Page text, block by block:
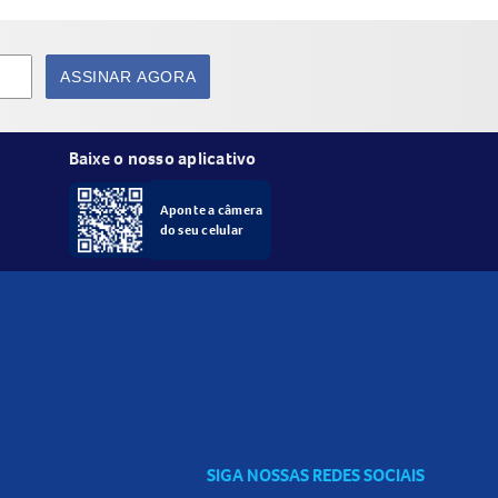
médica ou nutricional.
ASSINAR AGORA
Baixe o nosso aplicativo
Aponte a câmera
do seu celular
SIGA NOSSAS REDES SOCIAIS